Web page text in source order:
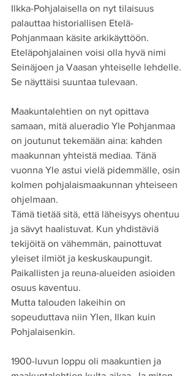
Ilkka-Pohjalaisella on nyt tilaisuus
palauttaa historiallisen Etelä-
Pohjanmaan käsite arkikäyttöön.
Eteläpohjalainen voisi olla hyvä nimi
Seinäjoen ja Vaasan yhteiselle lehdelle.
Se näyttäisi suuntaa tulevaan.
Maakuntalehtien on nyt opittava
samaan, mitä alueradio Yle Pohjanmaa
on joutunut tekemään aina: kahden
maakunnan yhteistä mediaa. Tänä
vuonna Yle astui vielä pidemmälle, osin
kolmen pohjalaismaakunnan yhteiseen
ohjelmaan.
Tämä tietää sitä, että läheisyys ohentuu
ja sävyt haalistuvat. Kun yhdistäviä
tekijöitä on vähemmän, painottuvat
yleiset ilmiöt ja keskuskaupungit.
Paikallisten ja reuna-alueiden asioiden
osuus kaventuu.
Mutta talouden lakeihin on
sopeuduttava niin Ylen, Ilkan kuin
Pohjalaisenkin.
1900-luvun loppu oli maakuntien ja